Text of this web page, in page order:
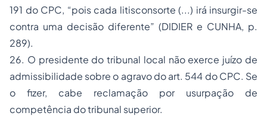
191 do CPC, “pois cada litisconsorte (...) irá insurgir-se
contra uma decisão diferente” (DIDIER e CUNHA, p.
289).
26. O presidente do tribunal local não exerce juízo de
admissibilidade sobre o agravo do art. 544 do CPC. Se
o fizer, cabe reclamação por usurpação de
competência do tribunal superior.